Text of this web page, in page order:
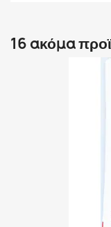
16 ακόμα